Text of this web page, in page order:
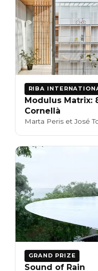
RIBA
Modulus Matrix:
Cornellà
Marta Peris et José
GRAND PRIZE
Sound of Rain